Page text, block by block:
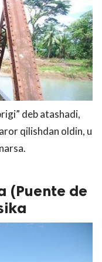
deb atashadi,
qilishdan oldin, u
(Puente de